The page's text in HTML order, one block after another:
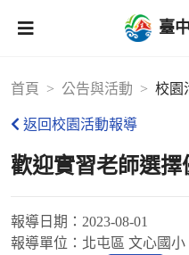
臺
首頁 公告與活動 校園
返回校園活動報導
歡迎實習老師選
報導日期： 2023-08-01
報導單位： 北屯區 文心國小